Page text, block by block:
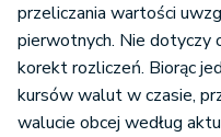
przeliczania wartości
pierwotnych. Nie dotyczy
korekt rozliczeń. Biorąc
kursów walut w czasie,
walucie obcej według